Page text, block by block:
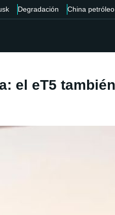
Degradación China petróleo
el eT5